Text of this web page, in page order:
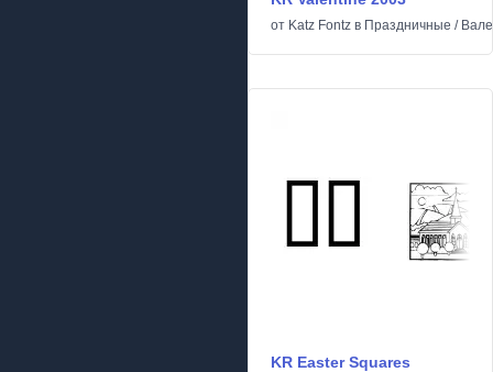
от Katz Fontz в Праздничные /
KR Easter Squares